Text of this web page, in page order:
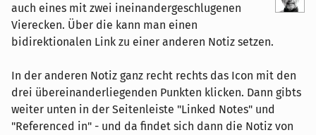
auch eines mit zwei ineinandergeschlugenen
Vierecken. Über die kann man einen
bidirektionalen Link zu einer anderen Notiz setzen.
In der anderen Notiz ganz recht rechts das Icon mit den
drei übereinanderliegenden Punkten klicken. Dann gibts
weiter unten in der Seitenleiste "Linked Notes" und
"Referenced in" - und da findet sich dann die Notiz von